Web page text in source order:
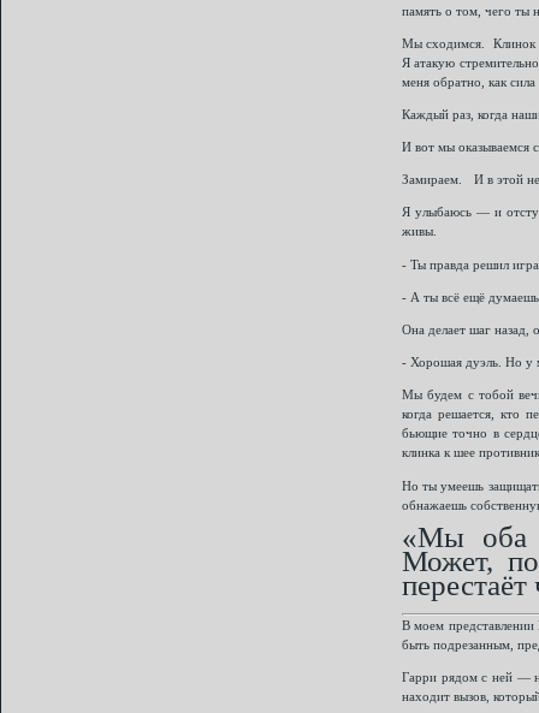
память о том, чего ты
Мы сходимся. Клинок
Я атакую
меня обратно, как сила
Каждый раз, когда
И вот мы оказываемся
Замираем. И в этой
Я улыбаюсь — и
живы.
- Ты правда решил
- А ты всё ещё
Она делает шаг
- Хорошая дуэль. Но у
Мы будем с тобой
когда решается, кто
бьющие точно в
клинка к шее
Но ты умеешь
обнажаешь
«Мы оба
Может,
перестаёт
В моем
быть подрезанным,
Гарри рядом с ней —
находит вызов,